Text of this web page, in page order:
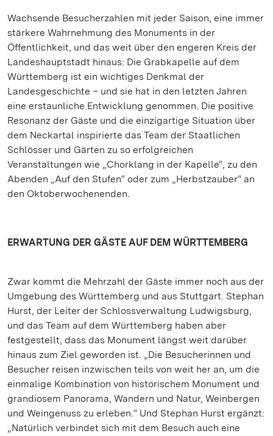
Wachsende Besucherzahlen mit jeder Saison, eine immer
stärkere Wahrnehmung des Monuments in der
Öffentlichkeit, und das weit über den engeren Kreis der
Landeshauptstadt hinaus: Die Grabkapelle auf dem
Württemberg ist ein wichtiges Denkmal der
Landesgeschichte – und sie hat in den letzten Jahren
eine erstaunliche Entwicklung genommen. Die positive
Resonanz der Gäste und die einzigartige Situation über
dem Neckartal inspirierte das Team der Staatlichen
Schlösser und Gärten zu so erfolgreichen
Veranstaltungen wie „Chorklang in der Kapelle“, zu den
Abenden „Auf den Stufen“ oder zum „Herbstzauber“ an
den Oktoberwochenenden.
ERWARTUNG DER GÄSTE AUF DEM WÜRTTEMBERG
Zwar kommt die Mehrzahl der Gäste immer noch aus der
Umgebung des Württemberg und aus Stuttgart. Stephan
Hurst, der Leiter der Schlossverwaltung Ludwigsburg,
und das Team auf dem Württemberg haben aber
festgestellt, dass das Monument längst weit darüber
hinaus zum Ziel geworden ist. „Die Besucherinnen und
Besucher reisen inzwischen teils von weit her an, um die
einmalige Kombination von historischem Monument und
grandiosem Panorama, Wandern und Natur, Weinbergen
und Weingenuss zu erleben.“ Und Stephan Hurst ergänzt:
„Natürlich verbindet sich mit dem Besuch auch eine